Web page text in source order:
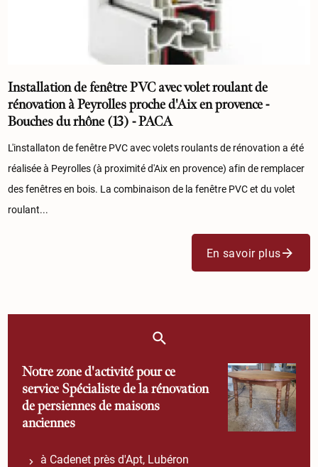
Installation de fenêtre PVC avec volet roulant de
rénovation à Peyrolles proche d'Aix en provence -
Bouches du rhône (13) - PACA
L'installaton de fenêtre PVC avec volets roulants de rénovation a été
réalisée à Peyrolles (à proximité d'Aix en provence) afin de remplacer
des fenêtres en bois. La combinaison de la fenêtre PVC et du volet
roulant...
En savoir plus
Notre zone d'activité pour ce
service Spécialiste de la rénovation
de persiennes de maisons
anciennes
à Cadenet près d'Apt, Lubéron